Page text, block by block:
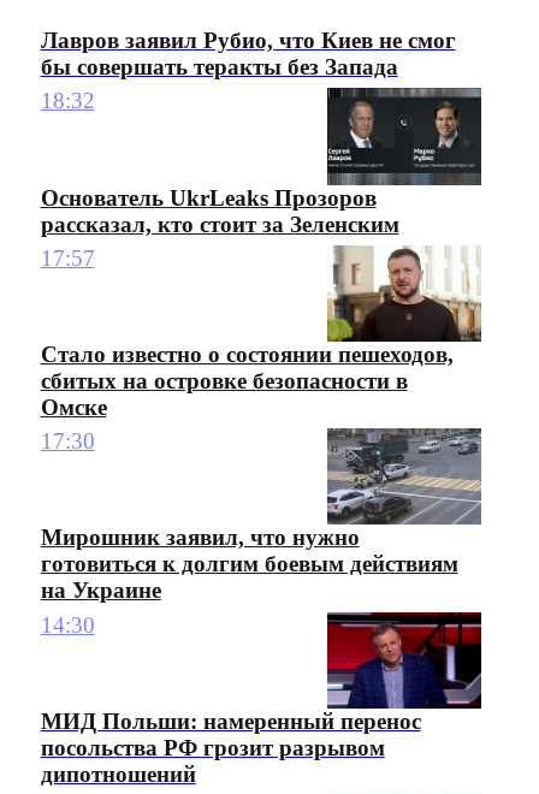
Лавров заявил Рубио, что Киев не смог
бы совершать теракты без Запада
18:32
Основатель UkrLeaks Прозоров
рассказал, кто стоит за Зеленским
17:57
Стало известно о состоянии пешеходов,
сбитых на островке безопасности в
Омске
17:30
Мирошник заявил, что нужно
готовиться к долгим боевым действиям
на Украине
14:30
МИД Польши: намеренный перенос
посольства РФ грозит разрывом
дипотношений